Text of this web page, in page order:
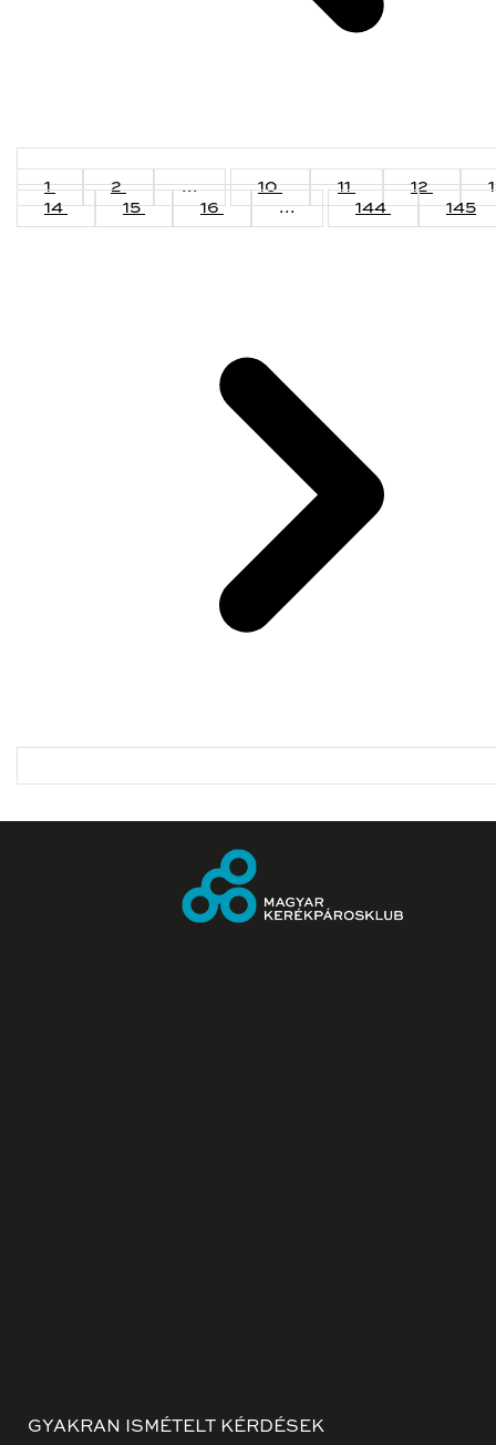
1 2 ... 10 11 12
14
15 16 ... 144 145
GYAKRAN ISMÉTELT KÉRDÉSEK